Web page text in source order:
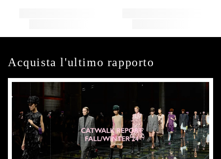
Acquista l'ultimo rapporto